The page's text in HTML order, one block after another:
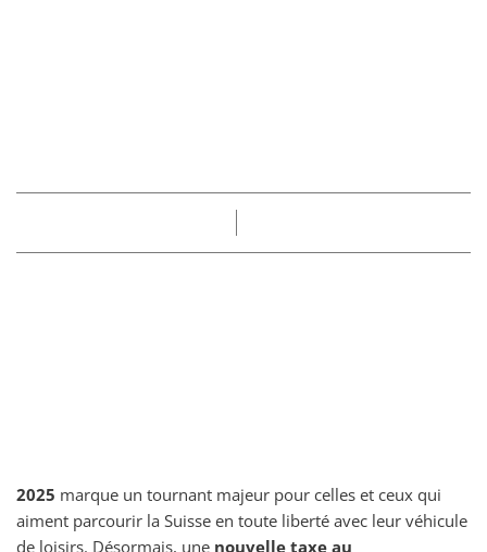
2025 marque un tournant majeur pour celles et ceux qui
aiment parcourir la Suisse en toute liberté avec leur véhicule
de loisirs. Désormais, une nouvelle taxe au